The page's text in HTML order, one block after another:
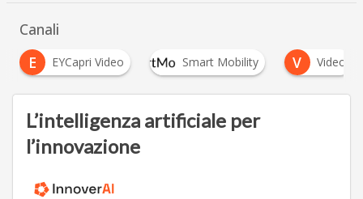
Canali
E
EYCapri Video Smart Mobility V Video
L’intelligenza artificiale per
l’innovazione